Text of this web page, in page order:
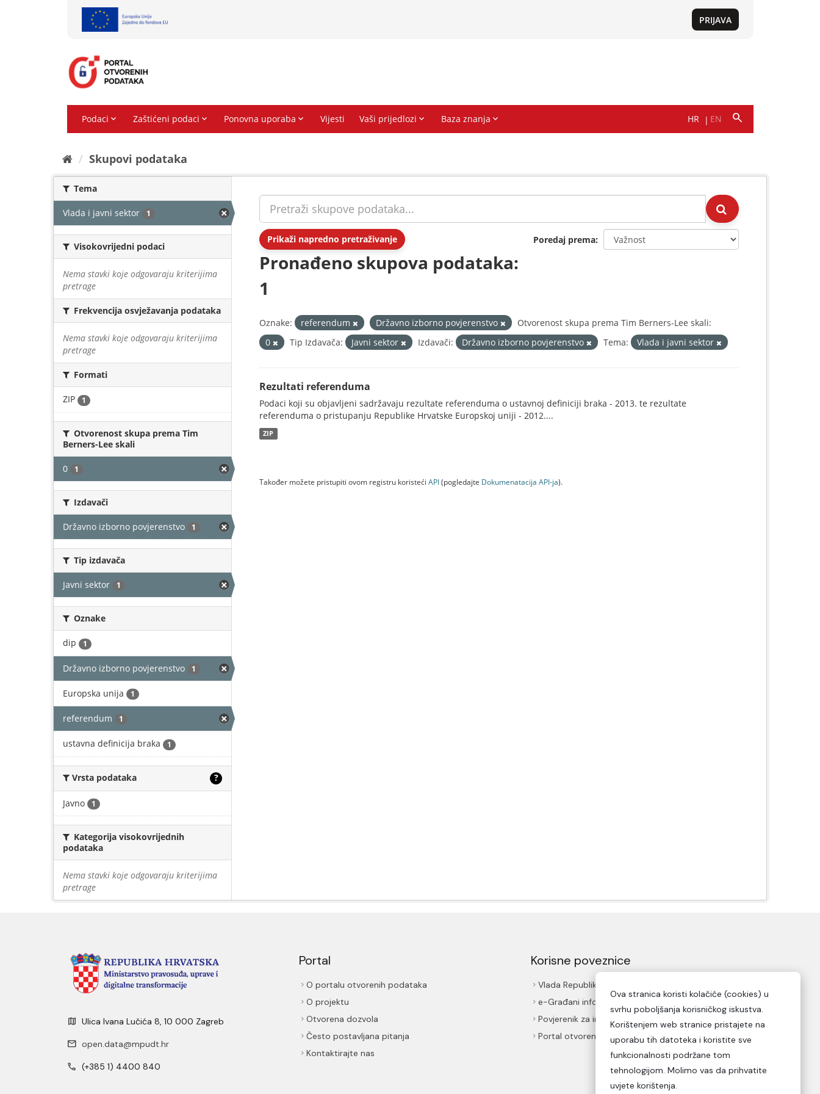
Skupovi podаtаkа
Tema
Vlada i javni sektor 1
Visokovrijedni podaci
Nema stavki koje odgovaraju kriterijima
pretrage
Frekvencija osvježavanja podataka
Nema stavki koje odgovaraju kriterijima
pretrage
Formati
ZIP 1
Otvorenost skupa prema Tim
Berners-Lee skali
0 1
Izdavači
Državno izborno povjerenstvo 1
Tip izdavača
Javni sektor 1
Oznake
dip 1
Državno izborno povjerenstvo 1
Europska unija 1
referendum 1
ustavna definicija braka 1
Vrsta podataka ?
Javno 1
Kategorija visokovrijednih
podataka
Nema stavki koje odgovaraju kriterijima
pretrage
Prikaži napredno pretraživanje Poredaj prema
Pronađeno skupova podataka:
1
Oznake: referendum Državno izborno povjerenstvo
Otvorenost skupa prema Tim Berners-Lee skali:
0
Tip Izdavača: Javni sektor Izdavači: Državno izborno povjerenstvo Tema: Vlada i javni sektor
Rezultati referenduma
Podaci koji su objavljeni sadržavaju rezultate referenduma o ustavnoj definiciji braka - 2013. te rezultate
referenduma o pristupanju Republike Hrvatske Europskoj uniji - 2012....
ZIP
Također možete pristupiti ovom registru koristeći API(pogledajte Dokumenаtаcijа API-jа).